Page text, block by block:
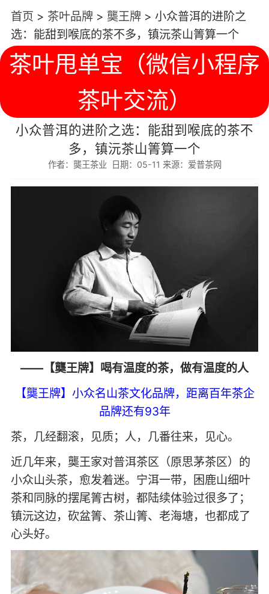
首页 > 茶叶品牌> 龑王牌> 小众普洱的进阶之
选：能甜到喉底的茶不多，镇沅茶山箐算一个
茶叶甩单宝（微信小程序
茶叶交流）
小众普洱的进阶之选：能甜到喉底的茶不
多，镇沅茶山箐算一个
作者：龑王茶业 日期：05-11 来源：爱普茶网
——【龑王牌】喝有温度的茶，做有温度的人
【龑王牌】小众名山茶文化品牌，距离百年茶企
品牌还有93年
茶，几经翻滚，见质；人，几番往来，见心。
近几年来，龑王家对普洱茶区（原思茅茶区）的
小众山头茶，愈发着迷。宁洱一带，困鹿山细叶
茶和同脉的摆尾箐古树，都陆续体验过很多了；
镇沅这边，砍盆箐、茶山箐、老海塘，也都成了
心头好。